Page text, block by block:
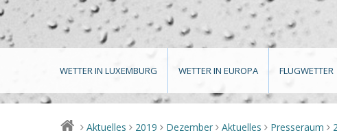
WETTER IN LUXEMBURG WETTER IN EUROPA FLUGWETTER
> Aktuelles > 2019 > Dezember > Aktuelles > Presseraum >